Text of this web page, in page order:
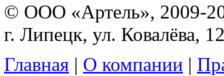
© ООО «Артель», 2009-
г. Липецк, ул. Ковалёва,
Главная | О компании |